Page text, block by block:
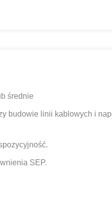
średnie
budowie linii kablowych i
SEP.